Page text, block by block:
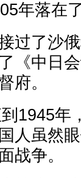
年落在
过了沙
《中日
府。
1945年
人虽然
战争。